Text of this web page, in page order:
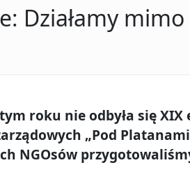
Działamy mimo
roku nie odbyła się XIX
„Pod
NGOsów